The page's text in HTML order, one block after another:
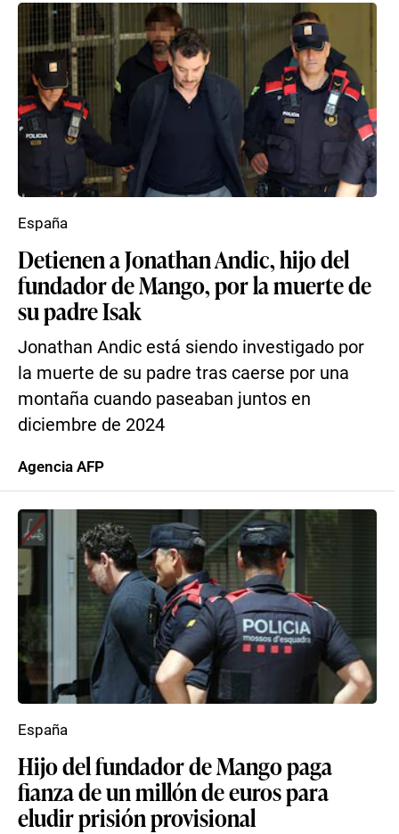
Detienen a Jonathan Andic, hijo del
fundador de Mango, por la muerte de
su padre Isak
Jonathan Andic está siendo investigado por
la muerte de su padre tras caerse por una
montaña cuando paseaban juntos en
diciembre de 2024
España
Agencia AFP
Hijo del fundador de Mango paga
fianza de un millón de euros para
eludir prisión provisional
España